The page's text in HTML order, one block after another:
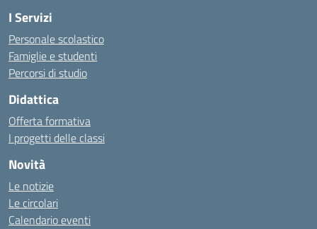
I Servizi
Personale scolastico
Famiglie e studenti
Percorsi di studio
Didattica
Offerta formativa
I progetti delle classi
Novità
Le notizie
Le circolari
Calendario eventi